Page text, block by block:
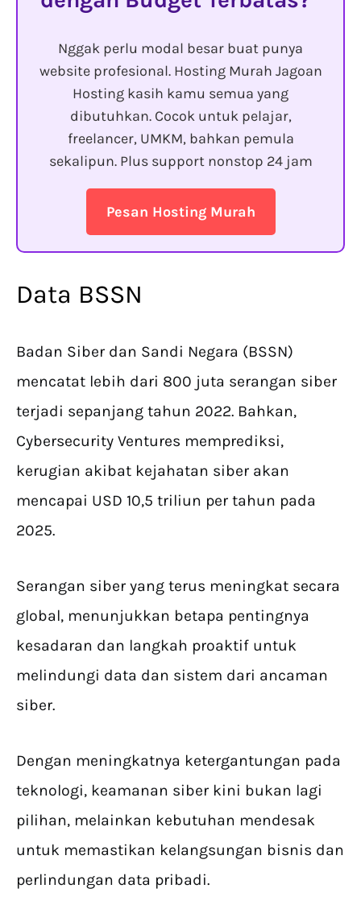
Nggak perlu modal besar buat punya
website profesional. Hosting Murah Jagoan
Hosting kasih kamu semua yang
dibutuhkan. Cocok untuk pelajar,
freelancer, UMKM, bahkan pemula
sekalipun. Plus support nonstop 24 jam
Pesan Hosting Murah
Data BSSN
Badan Siber dan Sandi Negara (BSSN)
mencatat lebih dari 800 juta serangan siber
terjadi sepanjang tahun 2022. Bahkan,
Cybersecurity Ventures memprediksi,
kerugian akibat kejahatan siber akan
mencapai USD 10,5 triliun per tahun pada
2025.
Serangan siber yang terus meningkat secara
global, menunjukkan betapa pentingnya
kesadaran dan langkah proaktif untuk
melindungi data dan sistem dari ancaman
siber.
Dengan meningkatnya ketergantungan pada
teknologi, keamanan siber kini bukan lagi
pilihan, melainkan kebutuhan mendesak
untuk memastikan kelangsungan bisnis dan
perlindungan data pribadi.